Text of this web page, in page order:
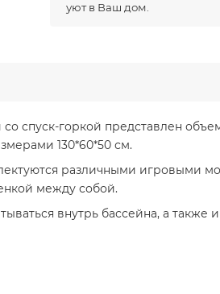
уют в Ваш дом.
спуск-горкой представлен
130*60*50 см.
различными игровыми
между собой.
внутрь бассейна, а